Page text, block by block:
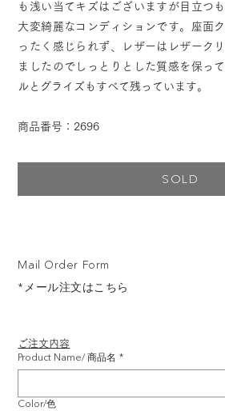
ご注文内容
Product Name/ 商品名 *
Color/色
Mail Order Form
*メール注文はこちら
も浅い当てキズはございますが目立つ
大変綺麗なコンディションです。座面
ったく感じられず、レザーはレザーク
ましたのでしっとりとした質感を保っ
ルとグライズもすべて残っています。
商品番号：2696
SOLD